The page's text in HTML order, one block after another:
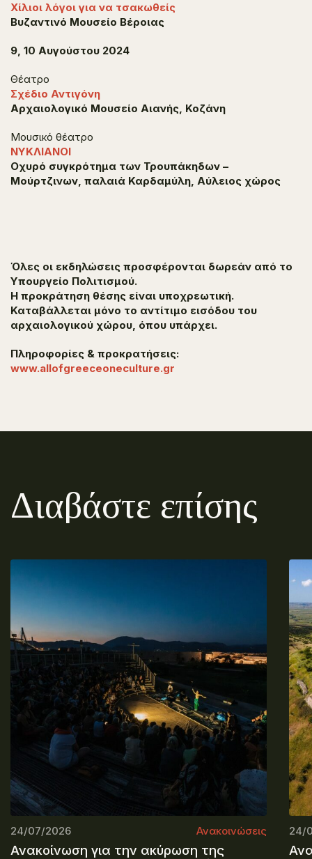
Χίλιοι λόγοι για να τσακωθείς
Βυζαντινό Μουσείο Βέροιας
9, 10 Αυγούστου 2024
Θέατρο
Σχέδιο Αντιγόνη
Αρχαιολογικό Μουσείο Αιανής, Κοζάνη
Μουσικό θέατρο
ΝΥΚΛΙΑΝΟΙ
Οχυρό συγκρότημα των Τρουπάκηδων –
Μούρτζινων, παλαιά Καρδαμύλη, Αύλειος χώρος
Όλες οι εκδηλώσεις προσφέρονται δωρεάν από το
Υπουργείο Πολιτισμού.
H προκράτηση θέσης είναι υποχρεωτική.
Καταβάλλεται μόνο το αντίτιμο εισόδου του
αρχαιολογικού χώρου, όπου υπάρχει.
Πληροφορίες & προκρατήσεις:
www.allofgreeceoneculture.gr
Διαβάστε επίσης
24/07/2026 Ανακοινώσεις
Ανακοίνωση για την ακύρωση της
24/